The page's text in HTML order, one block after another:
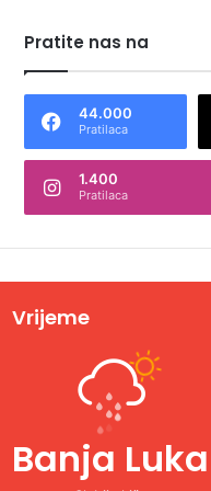
Pratite nas na
44.000
Pratilaca
1.400
Pratilaca
Vrijeme
Banja Luka